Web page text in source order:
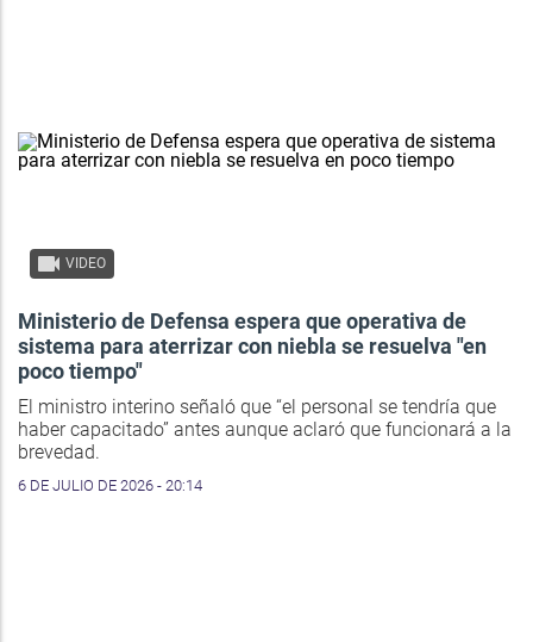
VIDEO
Ministerio de Defensa espera que operativa de
sistema para aterrizar con niebla se resuelva "en
poco tiempo"
El ministro interino señaló que “el personal se tendría que
haber capacitado” antes aunque aclaró que funcionará a la
brevedad.
6 DE JULIO DE 2026 - 20:14